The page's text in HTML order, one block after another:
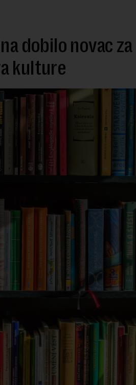
dobilo novac za
kulture